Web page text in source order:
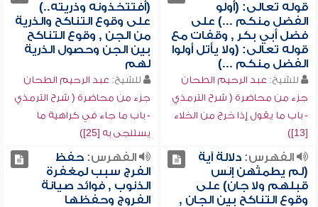
قوله تعالى: (أولو
الفضل منكم ...) على
فضل أبي بكر , وقفات مع
قوله تعالى: (ولا يأتل أولوا
الفضل منكم ...)
للشيخ: عبد الرحيم الطحان
جزء من محاضرة ( شرح الترمذي
- باب ما يقول إذا خرج من الخلاء
[13])
(أفتتخذونه وذريته..)
على وقوع التناكح والذرية
من الجن , وقوع التناكح
بين الجن وحصول الذرية
لهم
للشيخ: عبد الرحيم الطحان
جزء من محاضرة ( شرح الترمذي
- باب ما جاء في كراهية ما
يستنجى به [25])
الفهرس:دلالة آية
(لم يطمثهن إنس
قبلهم ولا جان) على
وقوع التناكح بين الجان ,
الفهرس:حفظ
الفرج سبب لمغفرة
الذنوب , فوائد صيانة
الفروج وحفظها